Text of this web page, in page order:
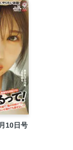
の歩幅』が8月
間！グラフェス
真集
が重版決定!!
解説!! SONG01
『キン肉マ
10日号